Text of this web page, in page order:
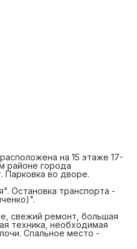
на 15 этаже 17-
районе города
Парковка во дворе.
Остановка транспорта -
свежий ремонт, большая
техника, необходимая
Спальное место -